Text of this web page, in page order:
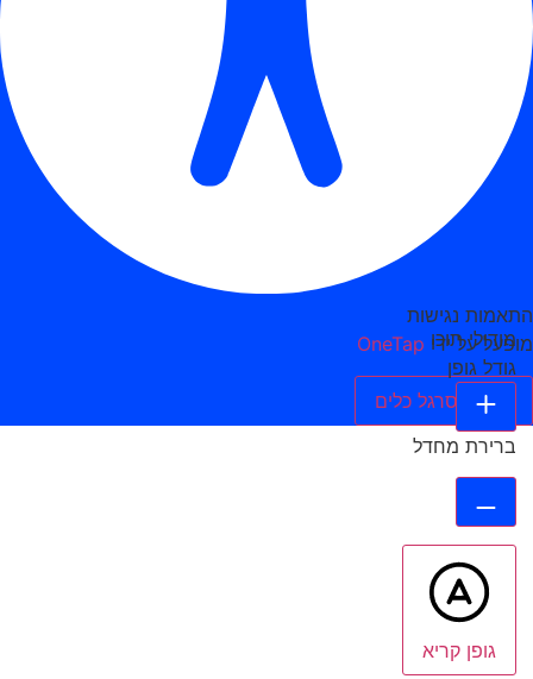
התאמות נגישות
מופעל על ידי OneTap
הסתר סרגל כלים
מודולי תוכן
גודל גופן
ברירת מחדל
גופן קריא